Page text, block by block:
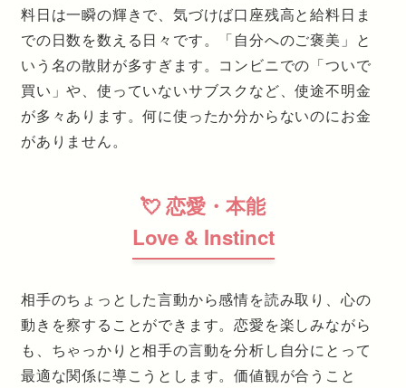
料日は一瞬の輝きで、気づけば口座残高と給料日ま
での日数を数える日々です。「自分へのご褒美」と
いう名の散財が多すぎます。コンビニでの「ついで
買い」や、使っていないサブスクなど、使途不明金
が多々あります。何に使ったか分からないのにお金
がありません。
💘 恋愛・本能
Love & Instinct
相手のちょっとした言動から感情を読み取り、心の
動きを察することができます。恋愛を楽しみながら
も、ちゃっかりと相手の言動を分析し自分にとって
最適な関係に導こうとします。価値観が合うこと